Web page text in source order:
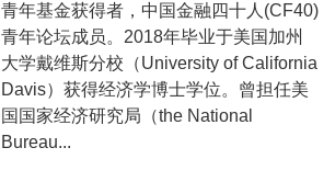
青年基金获得者，中国金融四十人(CF40)
青年论坛成员。2018年毕业于美国加州
大学戴维斯分校（University of California
Davis）获得经济学博士学位。曾担任美
国国家经济研究局（the National
Bureau...